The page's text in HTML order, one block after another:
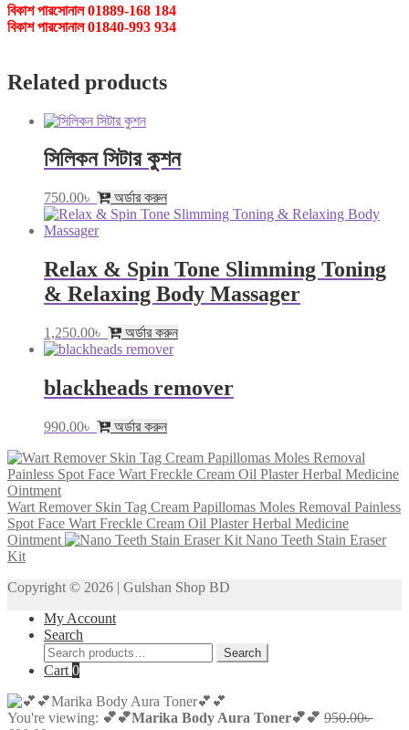
বিকাশ পারসোনাল 01889-168 184
বিকাশ পারসোনাল 01840-993 934
Related products
সিলিকন সিটার কুশন
750.00৳ অর্ডার করুন
Relax & Spin Tone Slimming Toning
& Relaxing Body Massager
1,250.00৳ অর্ডার করুন
blackheads remover
990.00৳ অর্ডার করুন
Wart Remover Skin Tag Cream Papillomas Moles Removal Painless
Spot Face Wart Freckle Cream Oil Plaster Herbal Medicine
Ointment
Nano Teeth Stain Eraser
Kit
Copyright © 2026 | Gulshan Shop BD
My Account
Search
Search
for:
Search
Cart 0
You're viewing: 💕💕Marika Body Aura Toner💕💕 950.00৳